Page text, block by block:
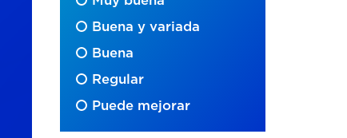
Buena y variada
Buena
Regular
Puede mejorar